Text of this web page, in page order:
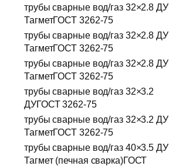
трубы сварные вод/газ 32×2.8 ДУ
ТагметГОСТ 3262-75
трубы сварные вод/газ 32×2.8 ДУ
ТагметГОСТ 3262-75
трубы сварные вод/газ 32×2.8 ДУ
ТагметГОСТ 3262-75
трубы сварные вод/газ 32×3.2
ДУГОСТ 3262-75
трубы сварные вод/газ 32×3.2 ДУ
ТагметГОСТ 3262-75
трубы сварные вод/газ 40×3.5 ДУ
Тагмет (печная сварка)ГОСТ